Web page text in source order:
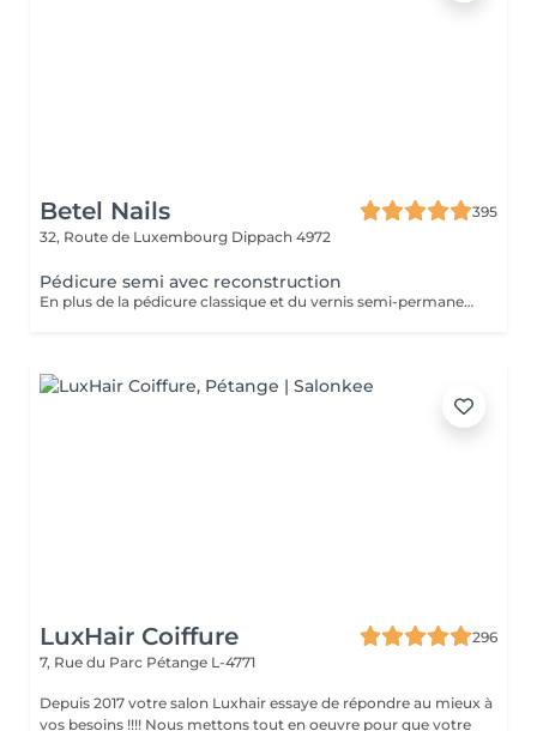
Betel Nails
395
32, Route de Luxembourg Dippach 4972
Pédicure semi avec reconstruction
En plus de la pédicure classique et du vernis semi-permanent, ce service inclut la reconstruction des ongles abîmés ou cassés
LuxHair Coiffure
296
7, Rue du Parc Pétange L-4771
Depuis 2017 votre salon Luxhair essaye de répondre au mieux à
vos besoins !!!! Nous mettons tout en oeuvre pour que votre